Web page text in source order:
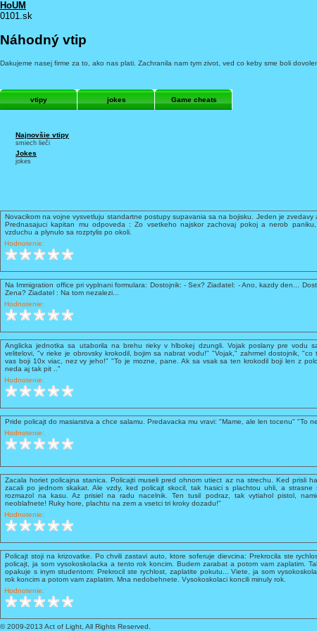
HoUM
0101.sk
Náhodný vtip
Dakujeme nasej firme za to, ako nas plati. Zachranila nam tym zivot, ved co keby sme boli
vtipy jokes Game cheats
Najnovšie vtipy
smiech lieči
Jokes
jokes
Novacikom na vojne vysvetluju standartne postupy supavania sa na bojisku. Jeden je zvedavy
Prednasajuci kapitan mu odpoveda : Zo vsetkeho najskor zachovaj pokoj a nerob
vzduchu a plynulo sa rozptylis po okoli.
Hodnotenie:
Na Immigration office pri vyplnani formulara: Dostojnik: - Sex? Ziadatel: - Ano, kazdy den...
Zena? Ziadatel : Na tom nezalezi...
Hodnotenie:
Anglicka jednotka sa utaborila na brehu rieky v hlbokej dzungli. Vojak poslany pre vodu
velitelovi, "v rieke je obrovsky krokodil, bojim sa nabrat vodu!" "Vojak," zahrmel dostojnik, "co
vas boji 10x viac, nez vy jeho!" "To je mozne, pane. Ak sa vsak sa ten krokodil boji len z
neda aj tak pit .."
Hodnotenie:
Pride policajt do masiarstva a chce salamu. Predavacka mu vravi: "Mame, ale len tocenu" "To
Hodnotenie:
Zacala horiet policajna stanica. Policajti museli pred ohnom utiect az na strechu. Ked prisli
zacali po jednom skakat. Ale vzdy, ked policajt skocil, tak hasici s plachtou uhli, a strasne
rozmazol na kasu. Az prisiel na radu nacelnik. Ten tusil podraz, tak vytiahol pistol,
neoblafnete! Ruky hore, plachtu na zem a vsetci tri kroky dozadu!"
Hodnotenie:
Policajt stoji na krizovatke. Po chvili zastavi auto, ktore soferuje dievcina: Prekrocila ste
policajt, ja som vysokoskolacka a tento rok koncim. Budem zarabat a potom vam zaplatim.
opakuje s inym studentom: Prekrocil ste rychlost, zaplatite pokutu... Viete, ja som
rok koncim a potom vam zaplatim. Mna nedobehnete. Vysokoskolaci koncili minuly rok.
Hodnotenie:
© 2009-2013 Act of Light, All Rights Reserved.